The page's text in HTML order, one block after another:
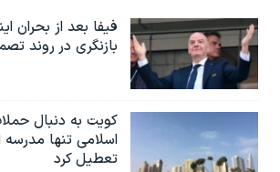
فیفا بعد از بحران
بازنگری در روند
کویت به دنبال
اسلامی تنها مدرسه
تعطیل کرد